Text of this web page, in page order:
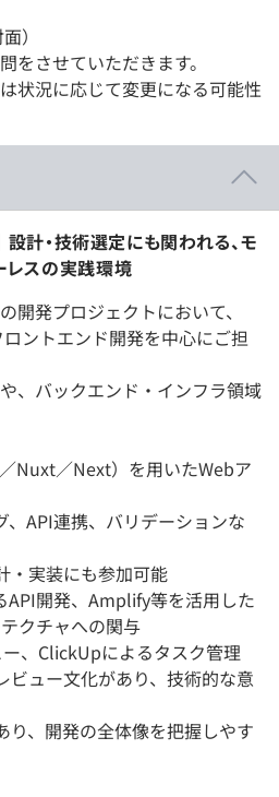
）
をさせていただきます。
状況に応じて変更になる可能性
計・技術選定にも関われる、モ
スの実践環境
開発プロジェクトにおいて、
ントエンド開発を中心にご担
、バックエンド・インフラ領域
Nuxt／Next）を用いたWebア
API連携、バリデーションな
・実装にも参加可能
開発、Amplify等を活用した
クチャへの関与
、ClickUpによるタスク管理
ビュー文化があり、技術的な意
り、開発の全体像を把握しやす